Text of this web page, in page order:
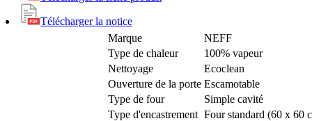
Télécharger la notice
Marque
NEFF
Type de chaleur
100% vapeur
Nettoyage
Ecoclean
Ouverture de la porte Escamotable
Type de four
Simple cavité
Type d'encastrement Four standard (60 x 60